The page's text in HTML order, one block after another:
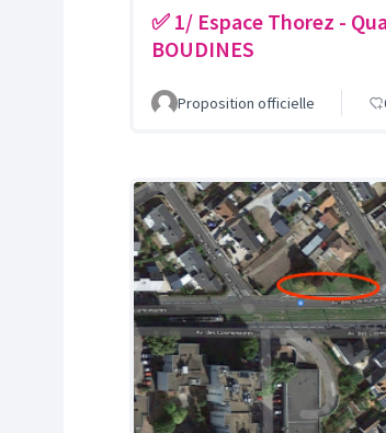
✅ 1/ Espace Thorez -
BOUDINES
Proposition officielle